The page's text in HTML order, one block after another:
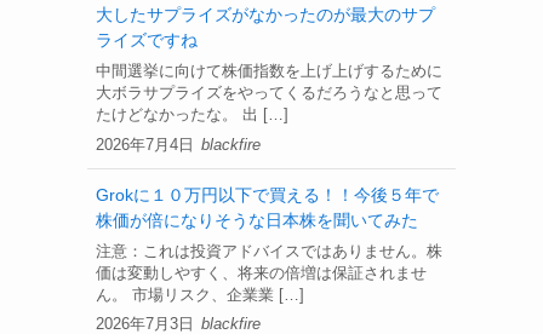
大したサプライズがなかったのが最大のサプ
ライズですね
2026年7月4日
中間選挙に向けて株価指数を上げ上げするために
大ボラサプライズをやってくるだろうなと思って
たけどなかったな。 出 […]
blackfire
Grokに１０万円以下で買える！！今後５年で
株価が倍になりそうな日本株を聞いてみた
2026年7月3日
注意：これは投資アドバイスではありません。株
価は変動しやすく、将来の倍増は保証されませ
ん。 市場リスク、企業業 […]
blackfire